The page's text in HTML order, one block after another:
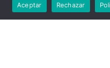
Aceptar
Rechazar